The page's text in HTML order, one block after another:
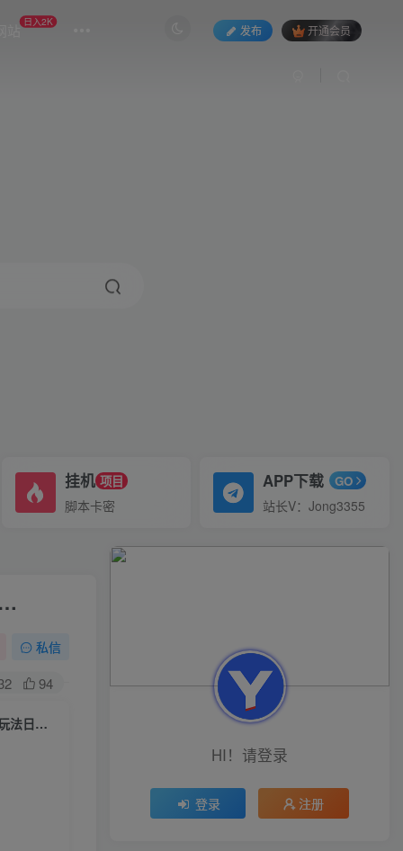
站 日入2K
发布 开通会员
挂机 项目
脚本卡密
APP下载 GO
站长V：Jong3355
私信
94
（7208期）最新微信阅读多平台云端挂机全自动脚本，单号利润5+，接单玩法日入500+…
HI！请登录
登录 注册